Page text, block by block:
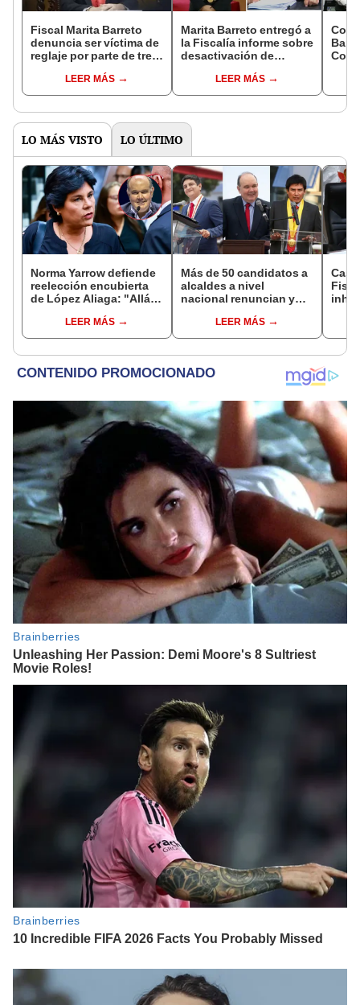
Fiscal Marita Barreto
denuncia ser víctima de
reglaje por parte de tres
LEER MÁS
Marita Barreto entregó a
la Fiscalía informe sobre
desactivación de
apoyaba al Eficcop
LEER MÁS
LO MÁS VISTO LO ÚLTIMO
Norma Yarrow defiende
reelección encubierta
de López Aliaga: "Allá el
sacar la vuelta"
LEER MÁS
Más de 50 candidatos a
alcaldes a nivel
nacional renuncian y
encubiertaLEER MÁS